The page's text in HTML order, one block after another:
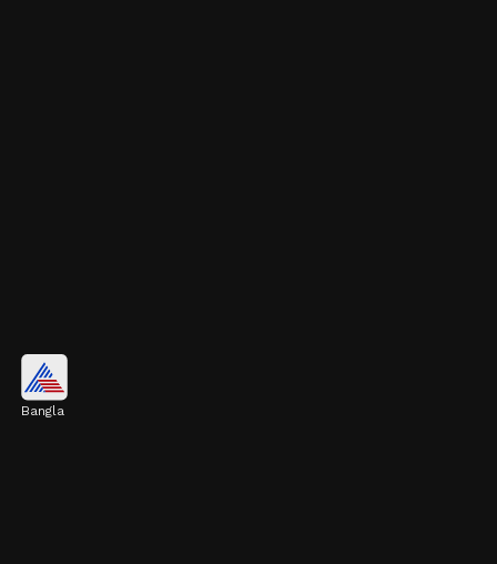
ভুল খাদ্যাভ্যাস, শরীরে জলের অভাব, মানসিক চাপ
Bangla